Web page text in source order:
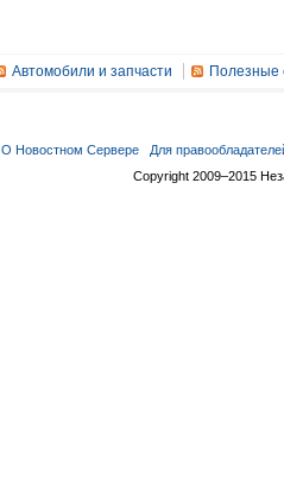
Автомобили и запчасти Полезные
О Новостном Сервере
Для
Copyright 2009–2015